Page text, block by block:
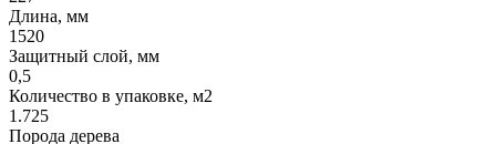
Длина, мм
1520
Защитный слой, мм
0,5
Количество в упаковке, м2
1.725
Порода дерева